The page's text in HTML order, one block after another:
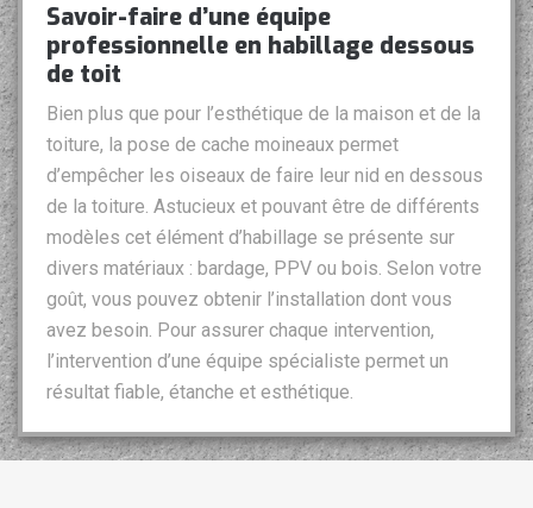
Savoir-faire d’une équipe
professionnelle en habillage dessous
de toit
Bien plus que pour l’esthétique de la maison et de la
toiture, la pose de cache moineaux permet
d’empêcher les oiseaux de faire leur nid en dessous
de la toiture. Astucieux et pouvant être de différents
modèles cet élément d’habillage se présente sur
divers matériaux : bardage, PPV ou bois. Selon votre
goût, vous pouvez obtenir l’installation dont vous
avez besoin. Pour assurer chaque intervention,
l’intervention d’une équipe spécialiste permet un
résultat fiable, étanche et esthétique.